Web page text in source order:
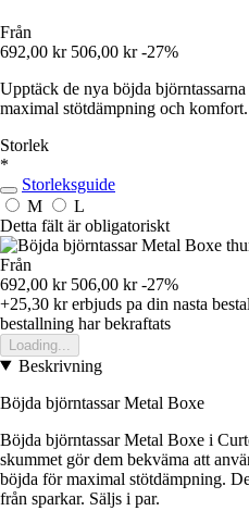
Från
692,00 kr 506,00 kr -27%
Upptäck de nya böjda
maximal stötdämpning och komfort.
Storlek
*
Storleksguide
M
L
Detta fält är obligatoriskt
Från
692,00 kr 506,00 kr -27%
+25,30 krerbjuds pa din nasta
bestallning har bekraftats
Loading...
Beskrivning
Böjda björntassar Metal Boxe
Böjda björntassar Metal Boxe i
skummet gör dem bekväma att
böjda för maximal stötdämpning.
från sparkar. Säljs i par.